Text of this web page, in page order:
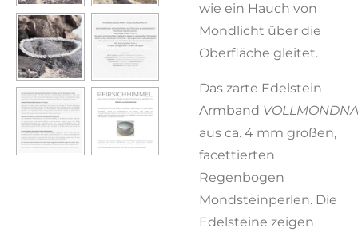
wie ein Hauch von
Mondlicht über die
Oberfläche gleitet.
Das zarte Edelstein
Armband
aus ca. 4 mm großen,
facettierten
Regenbogen
Mondsteinperlen. Die
Edelsteine zeigen